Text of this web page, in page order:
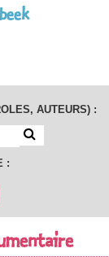
AUTEURS) :
: